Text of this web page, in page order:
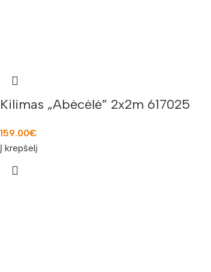
Kilimas „Abėcėlė” 2x2m 617025
159.00€
Į krepšelį